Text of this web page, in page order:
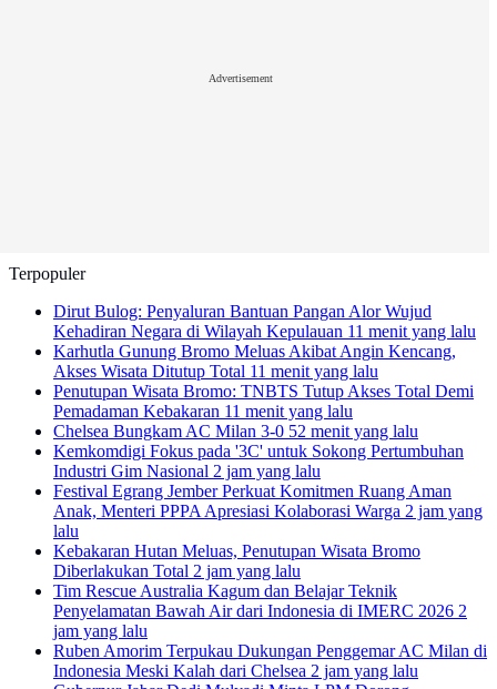
Advertisement
Terpopuler
Dirut Bulog: Penyaluran Bantuan Pangan Alor Wujud
Kehadiran Negara di Wilayah Kepulauan 11 menit yang lalu
Karhutla Gunung Bromo Meluas Akibat Angin Kencang,
Akses Wisata Ditutup Total 11 menit yang lalu
Penutupan Wisata Bromo: TNBTS Tutup Akses Total Demi
Pemadaman Kebakaran 11 menit yang lalu
Chelsea Bungkam AC Milan 3-0 52 menit yang lalu
Kemkomdigi Fokus pada '3C' untuk Sokong Pertumbuhan
Industri Gim Nasional 2 jam yang lalu
Festival Egrang Jember Perkuat Komitmen Ruang Aman
Anak, Menteri PPPA Apresiasi Kolaborasi Warga 2 jam yang
lalu
Kebakaran Hutan Meluas, Penutupan Wisata Bromo
Diberlakukan Total 2 jam yang lalu
Tim Rescue Australia Kagum dan Belajar Teknik
Penyelamatan Bawah Air dari Indonesia di IMERC 2026 2
jam yang lalu
Ruben Amorim Terpukau Dukungan Penggemar AC Milan di
Indonesia Meski Kalah dari Chelsea 2 jam yang lalu